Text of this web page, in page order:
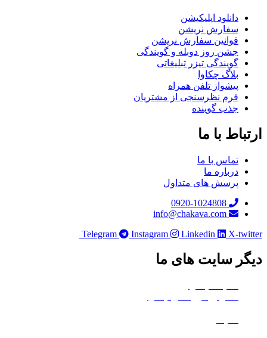
دانلود اپلیکیشن
سفارش نریشن
قوانین سفارش نریشن
جشن روز دوبله و گویندگی
گویندگی تیزر تبلیغاتی
بلاگ چکاوا
پیشواز تلفن همراه
فرم نظرسنجی از مشتریان
جذب گوینده
با ما
تماس با ما
درباره ما
پرسش های متداول
0920-1024808
info@chakava.com
Telegram
Instagram Linkedin X-
سایت های ما